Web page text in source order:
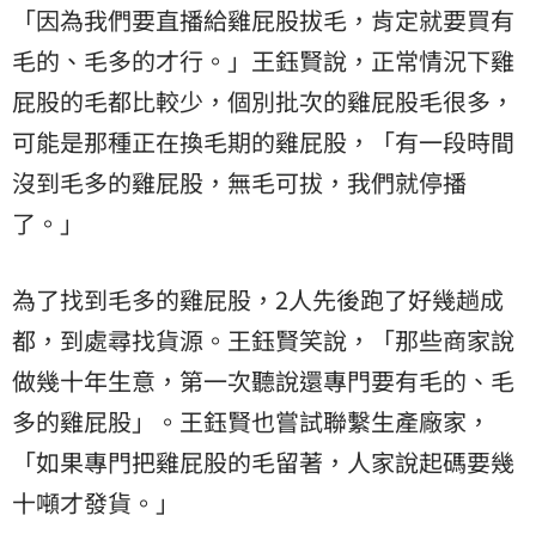
「因為我們要直播給雞屁股拔毛，肯定就要買有
毛的、毛多的才行。」王鈺賢說，正常情況下雞
屁股的毛都比較少，個別批次的雞屁股毛很多，
可能是那種正在換毛期的雞屁股，「有一段時間
沒到毛多的雞屁股，無毛可拔，我們就停播
了。」
為了找到毛多的雞屁股，2人先後跑了好幾趟成
都，到處尋找貨源。王鈺賢笑說，「那些商家說
做幾十年生意，第一次聽說還專門要有毛的、毛
多的雞屁股」。王鈺賢也嘗試聯繫生產廠家，
「如果專門把雞屁股的毛留著，人家說起碼要幾
十噸才發貨。」